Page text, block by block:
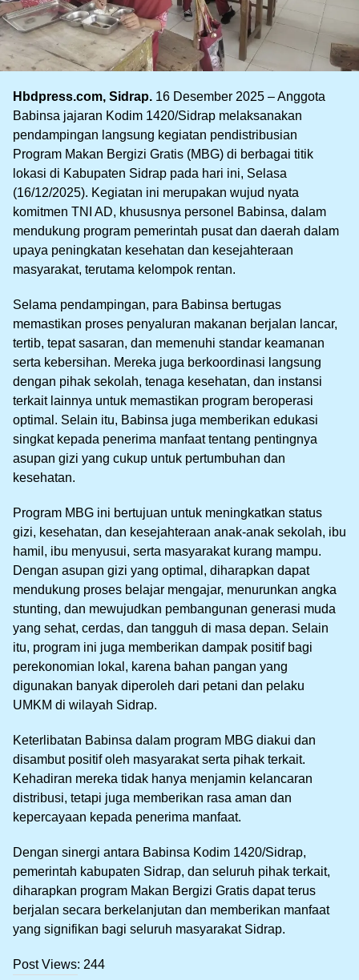
Hbdpress.com, Sidrap. 16 Desember 2025 – Anggota
Babinsa jajaran Kodim 1420/Sidrap melaksanakan
pendampingan langsung kegiatan pendistribusian
Program Makan Bergizi Gratis (MBG) di berbagai titik
lokasi di Kabupaten Sidrap pada hari ini, Selasa
(16/12/2025). Kegiatan ini merupakan wujud nyata
komitmen TNI AD, khususnya personel Babinsa, dalam
mendukung program pemerintah pusat dan daerah dalam
upaya peningkatan kesehatan dan kesejahteraan
masyarakat, terutama kelompok rentan.
Selama pendampingan, para Babinsa bertugas
memastikan proses penyaluran makanan berjalan lancar,
tertib, tepat sasaran, dan memenuhi standar keamanan
serta kebersihan. Mereka juga berkoordinasi langsung
dengan pihak sekolah, tenaga kesehatan, dan instansi
terkait lainnya untuk memastikan program beroperasi
optimal. Selain itu, Babinsa juga memberikan edukasi
singkat kepada penerima manfaat tentang pentingnya
asupan gizi yang cukup untuk pertumbuhan dan
kesehatan.
Program MBG ini bertujuan untuk meningkatkan status
gizi, kesehatan, dan kesejahteraan anak-anak sekolah, ibu
hamil, ibu menyusui, serta masyarakat kurang mampu.
Dengan asupan gizi yang optimal, diharapkan dapat
mendukung proses belajar mengajar, menurunkan angka
stunting, dan mewujudkan pembangunan generasi muda
yang sehat, cerdas, dan tangguh di masa depan. Selain
itu, program ini juga memberikan dampak positif bagi
perekonomian lokal, karena bahan pangan yang
digunakan banyak diperoleh dari petani dan pelaku
UMKM di wilayah Sidrap.
Keterlibatan Babinsa dalam program MBG diakui dan
disambut positif oleh masyarakat serta pihak terkait.
Kehadiran mereka tidak hanya menjamin kelancaran
distribusi, tetapi juga memberikan rasa aman dan
kepercayaan kepada penerima manfaat.
Dengan sinergi antara Babinsa Kodim 1420/Sidrap,
pemerintah kabupaten Sidrap, dan seluruh pihak terkait,
diharapkan program Makan Bergizi Gratis dapat terus
berjalan secara berkelanjutan dan memberikan manfaat
yang signifikan bagi seluruh masyarakat Sidrap.
Post Views: 244